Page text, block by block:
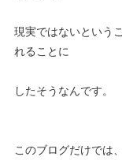
現実ではないという
れることに
したそうなんです。
このブログだけでは